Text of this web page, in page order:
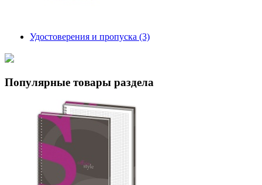
Удостоверения и пропуска (3)
Популярные товары раздела